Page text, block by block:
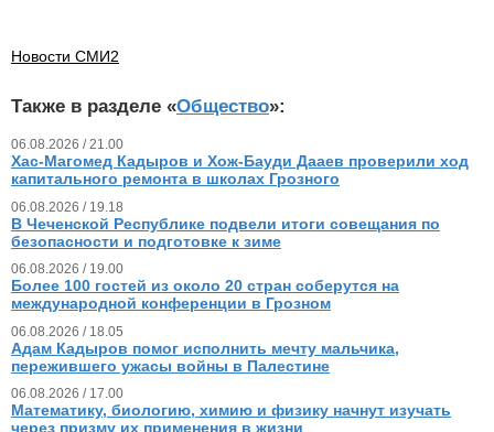
Новости СМИ2
Также в разделе «Общество»:
06.08.2026 / 21.00
Хас-Магомед Кадыров и Хож-Бауди Дааев проверили ход
капитального ремонта в школах Грозного
06.08.2026 / 19.18
В Чеченской Республике подвели итоги совещания по
безопасности и подготовке к зиме
06.08.2026 / 19.00
Более 100 гостей из около 20 стран соберутся на
международной конференции в Грозном
06.08.2026 / 18.05
Адам Кадыров помог исполнить мечту мальчика,
пережившего ужасы войны в Палестине
06.08.2026 / 17.00
Математику, биологию, химию и физику начнут изучать
через призму их применения в жизни